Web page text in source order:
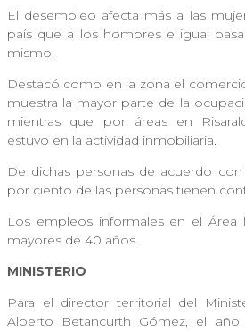
El desempleo afecta más a las
país que a los hombres e igual
mismo.
Destacó como en la zona el
muestra la mayor parte de la
mientras que por áreas en
estuvo en la actividad inmobiliaria.
De dichas personas de acuerdo con
por ciento de las personas tienen
Los empleos informales en el Área
mayores de 40 años.
MINISTERIO
Para el director territorial del
Alberto Betancurth Gómez, el año